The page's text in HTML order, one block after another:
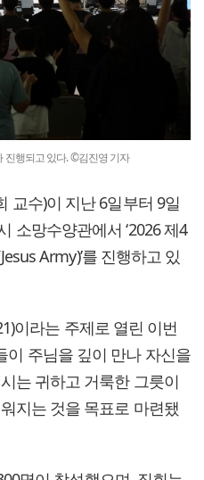
진행되고 있다. ©김진영 기자
교수)이 지난 6일부터 9일
소망수양관에서 ‘2026 제4
Army)’를 진행하고 있
이라는 주제로 열린 이번
이 주님을 깊이 만나 자신을
는 귀하고 거룩한 그릇이
지는 것을 목표로 마련됐